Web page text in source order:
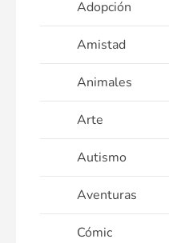
Adopción
Amistad
Animales
Arte
Autismo
Aventuras
Cómic